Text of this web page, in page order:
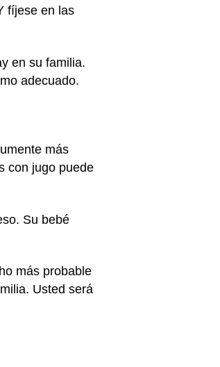
fíjese en las
en su familia.
adecuado.
más
con jugo puede
Su bebé
más probable
Usted será